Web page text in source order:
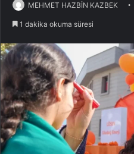
MEHMET HAZBİN KAZBEK
1 dakika okuma süresi